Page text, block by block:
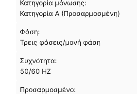
Κατηγορία μόνωσης:
Κατηγορία Α (Προσαρμοσμένη)
Φάση:
Τρεις φάσεις/μονή φάση
Συχνότητα:
50/60 HZ
Προσαρμοσμένο: